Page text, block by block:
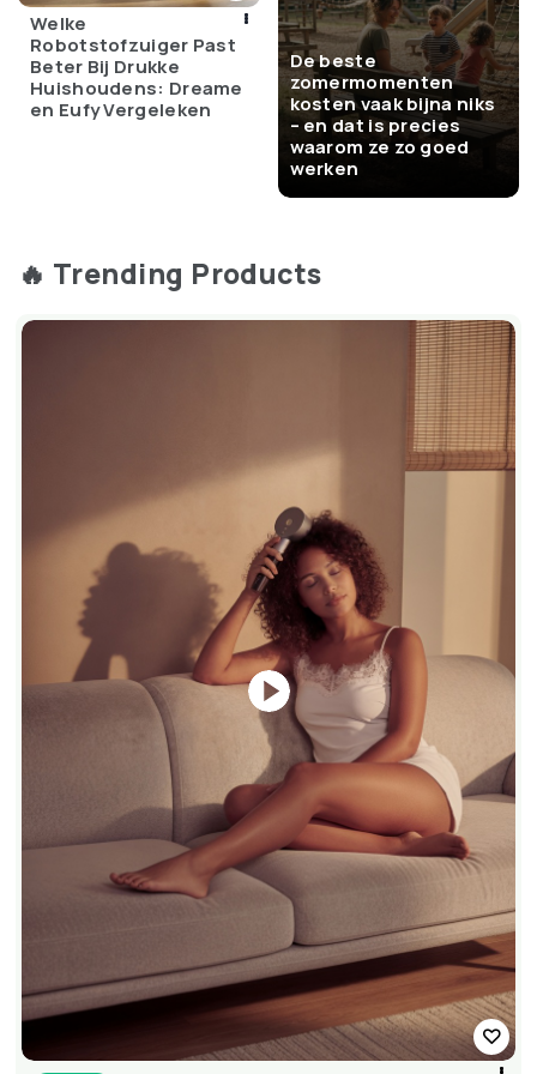
typen
Verlichting:Aanpasbare LIGHTSYNC RGB
Welke
Robotstofzuiger Past
Beter Bij Drukke
Huishoudens: Dreame
en Eufy Vergeleken
De beste
zomermomenten
kosten vaak bijna niks
– en dat is precies
waarom ze zo goed
werken
🔥 Trending Products